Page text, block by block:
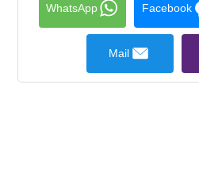
Facebook
WhatsApp
Mail